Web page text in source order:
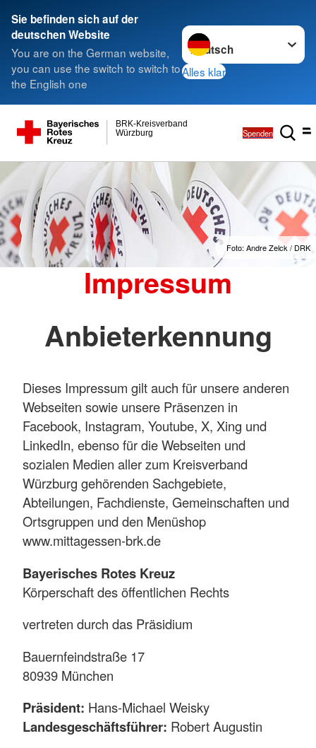
Sie befinden sich auf der
deutschen Website
You are on the German website,
you can use the switch to switch to
the English one
Sprache wechseln zu
Alles klar
Würzburg
BRK-Kreisverband
Spenden
Foto: Andre Zelck / DRK
Impressum
Anbieterkennung
Dieses Impressum gilt auch für unsere anderen
Webseiten sowie unsere Präsenzen in
Facebook, Instagram, Youtube, X, Xing und
LinkedIn, ebenso für die Webseiten und
sozialen Medien aller zum Kreisverband
Würzburg gehörenden Sachgebiete,
Abteilungen, Fachdienste, Gemeinschaften und
Ortsgruppen und den Menüshop
www.mittagessen-brk.de
Bayerisches Rotes Kreuz
Körperschaft des öffentlichen Rechts
vertreten durch das Präsidium
Bauernfeindstraße 17
80939 München
Präsident: Hans-Michael Weisky
Landesgeschäftsführer: Robert Augustin